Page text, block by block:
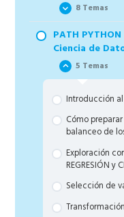
8 Temas
R desde cero
Carga de
Bonus 5:
programadores
Lectura de
Limpia tus
Explorando
Seleccionado
PATH
Ciencia de
5 Temas
Introducción
Cómo
balanceo de
Exploración
REGRESIÓN y
Selección de